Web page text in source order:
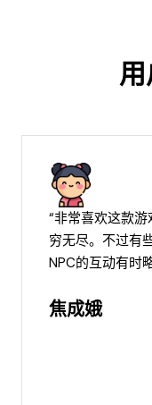
“非常喜欢这款
穷无尽。不过有
NPC的互动有时
焦成娥